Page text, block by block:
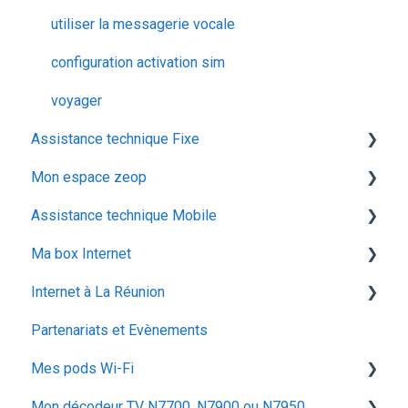
utiliser la messagerie vocale
configuration activation sim
voyager
Assistance technique Fixe
recuperation achat vod est
audiodescription aveugle malvoyant
ocs go
Mon espace zeop
Carte SIM
Déménagement
Mes Cadeaux
Assistance technique Mobile
Les appels
Réseau & internet
SMS / MMS
Ma box Internet
ZTE F670
Iskratel Innbox G68
Iskratel Innbox G92
Internet à La Réunion
La fibre optique
Partenariats et Evènements
Mes pods Wi-Fi